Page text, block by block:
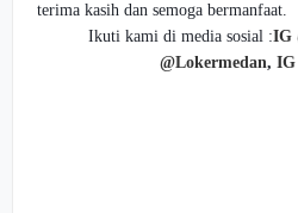
terima kasih dan semoga bermanfaat.
Ikuti kami di media sosial :IG
@Lokermedan, IG